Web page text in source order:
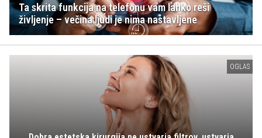
Ta skrita funkcija na telefonu vam lahko reši
življenje – večina ljudi je nima nastavljene
OGLAS